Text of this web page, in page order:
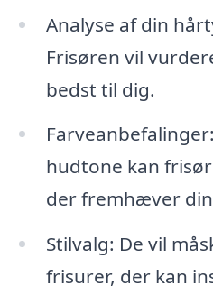
Analyse af din
Frisøren vil
bedst til dig.
hudtone kan
der fremhæver
Stilvalg: De vil
frisurer, der kan